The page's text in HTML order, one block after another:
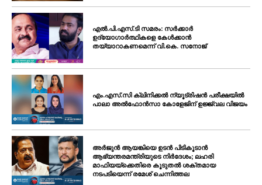
എൽ.പി.എസ്.ടി സമരം: സർക്കാർ
ഉദ്യോഗാർത്ഥികളെ കേൾക്കാൻ
തയ്യാറാകണമെന്ന് വി.കെ. സനോജ്
എം.എസ്.സി ക്ലിനിക്കൽ ന്യൂട്രിഷൻ പരീക്ഷയിൽ
പാലാ അൽഫോൻസാ കോളേജിന് ഉജ്ജ്വല വിജയം
അർജുൻ ആയങ്കിയെ ഉടൻ പിടികൂടാൻ
ആഭ്യന്തരമന്ത്രിയുടെ നിർദേശം; ലഹരി
മാഫിയയ്ക്കെതിരെ കൂടുതൽ ശക്തമായ
നടപടിയെന്ന് രമേശ് ചെന്നിത്തല